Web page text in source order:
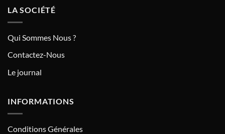
LA SOCIÉTÉ
Qui Sommes Nous ?
Contactez-Nous
Le journal
INFORMATIONS
Conditions Générales